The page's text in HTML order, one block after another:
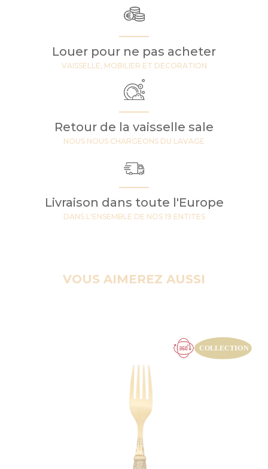
Louer pour ne pas acheter
VAISSELLE, MOBILIER ET DECORATION
Retour de la vaisselle sale
NOUS NOUS CHARGEONS DU LAVAGE
Livraison dans toute l'Europe
DANS L'ENSEMBLE DE NOS 19 ENTITES
VOUS AIMEREZ AUSSI